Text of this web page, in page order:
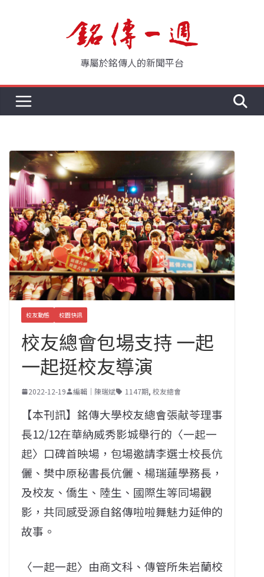
專屬於銘傳人的新聞平台
校友動態 校園快訊
校友總會包場支持 一起
一起挺校友導演
2022-12-19 編輯｜陳瑞斌 1147期, 校友總會
【本刊訊】銘傳大學校友總會張献苓理事
長12/12在華納威秀影城舉行的〈一起一
起〉口碑首映場，包場邀請李選士校長伉
儷、樊中原秘書長伉儷、楊瑞蓮學務長，
及校友、僑生、陸生、國際生等同場觀
影，共同感受源自銘傳啦啦舞魅力延伸的
故事。
〈一起一起〉由商文科、傳管所朱岩蘭校